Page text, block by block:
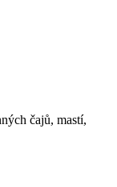
čajů, mastí,